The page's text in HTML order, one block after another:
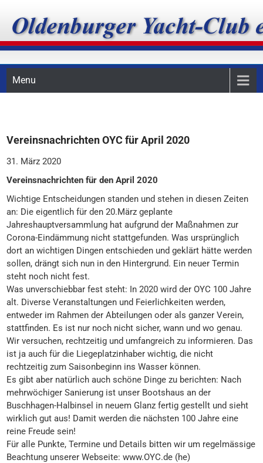
content
Oldenburger Yacht-Club
e.V.
Menu
Vereinsnachrichten OYC für April 2020
31. März 2020
Vereinsnachrichten für den April 2020
Wichtige Entscheidungen standen und stehen in diesen Zeiten
an: Die eigentlich für den 20.März geplante
Jahreshauptversammlung hat aufgrund der Maßnahmen zur
Corona-Eindämmung nicht stattgefunden. Was ursprünglich
dort an wichtigen Dingen entschieden und geklärt hätte werden
sollen, drängt sich nun in den Hintergrund. Ein neuer Termin
steht noch nicht fest.
Was unverschiebbar fest steht: In 2020 wird der OYC 100 Jahre
alt. Diverse Veranstaltungen und Feierlichkeiten werden,
entweder im Rahmen der Abteilungen oder als ganzer Verein,
stattfinden. Es ist nur noch nicht sicher, wann und wo genau.
Wir versuchen, rechtzeitig und umfangreich zu informieren. Das
ist ja auch für die Liegeplatzinhaber wichtig, die nicht
rechtzeitig zum Saisonbeginn ins Wasser können.
Es gibt aber natürlich auch schöne Dinge zu berichten: Nach
mehrwöchiger Sanierung ist unser Bootshaus an der
Buschhagen-Halbinsel in neuem Glanz fertig gestellt und sieht
wirklich gut aus! Damit werden die nächsten 100 Jahre eine
reine Freude sein!
Für alle Punkte, Termine und Details bitten wir um regelmässige
Beachtung unserer Webseite: www.OYC.de (he)